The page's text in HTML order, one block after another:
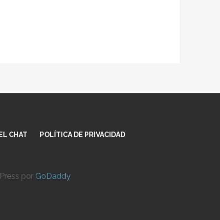
CHAT POLÍTICA DE PRIVACIDAD
por GoDaddy